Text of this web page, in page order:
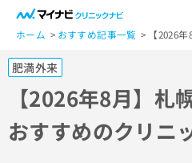
ホーム おすすめ記事一覧 【2026
肥満外来
【2026年8月】札
おすすめのクリニ
一
般
ー
ザ
ー
の
方